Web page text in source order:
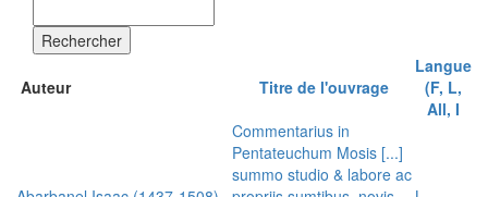
Rechercher
Auteur Titre de l'ouvrage
Langue
(F, L,
All, I
Commentarius in
Pentateuchum Mosis [...]
summo studio & labore ac